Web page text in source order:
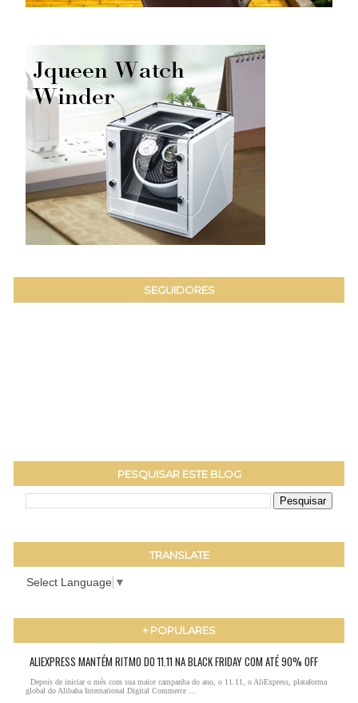
SEGUIDORES
PESQUISAR ESTE BLOG
TRANSLATE
Select Language ▼
+ POPULARES
ALIEXPRESS MANTÉM RITMO DO 11.11 NA BLACK FRIDAY COM ATÉ 90% OFF
Depois de iniciar o mês com sua maior campanha do ano, o 11.11, o AliExpress, plataforma
global do Alibaba International Digital Commerce ...